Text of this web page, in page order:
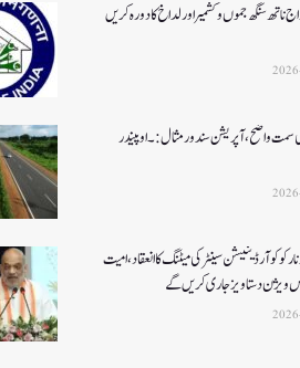
ناتھ سنگھ جموں و کشمیر اور لداخ کا دورہ کریں
کی سمت واضح، آپریشن سندورمثال:۔ اوپیندر
کوآرڈینیشن سینٹر کی میٹنگ کا انعقاد، امیت
ویژن دستاویز جاری کریں گے